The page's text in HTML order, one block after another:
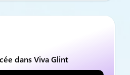
dans Viva Glint